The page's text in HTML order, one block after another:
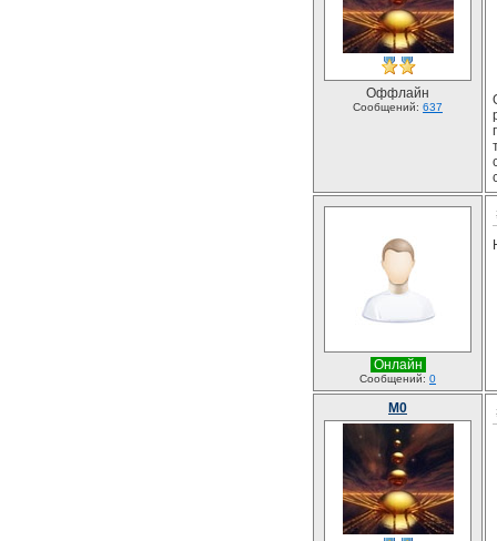
Оффлайн
Сообщений: 637
Онлайн
Сообщений: 0
M0